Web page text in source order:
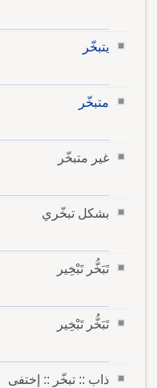
يتبخّر
متبخّر
غير متبخّر
بشكل تبخّري
تَبَخُّر تَبْخِير
تَبَخُّر تَبْخِير
ذاب :: تبخّر :: إختفى